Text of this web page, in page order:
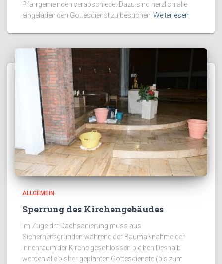
Pfarrgemeinden verabschiedet.Dazu sind herzlich alle
eingeladen den Gottesdienst zu besuchen Weiterlesen
ALLGEMEIN
Sperrung des Kirchengebäudes
Im Zuge der Dachsanierung muss aus
Sicherheitsgründen während der Baumaßnahme der
Innenraum der Kirche geschlossen bleiben.Deshalb
werden alle bisher geplanten Gottesdienste (bis zum